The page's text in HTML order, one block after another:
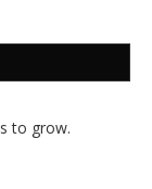
to grow.